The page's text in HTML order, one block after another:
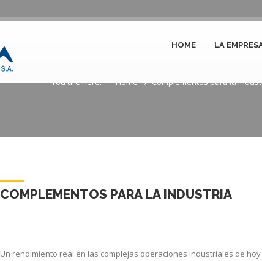
HOME LA
Complementos para la
You are here: Home Complementos para la
COMPLEMENTOS PARA LA INDUSTRIA
Un rendimiento real en las complejas operaciones industriales de